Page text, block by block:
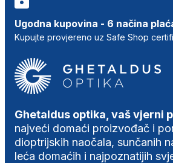
Ugodna kupovina - 6 načina
Kupujte provjereno uz Safe Shop
Ghetaldus optika, vaš vjerni
najveći domaći proizvođač i
dioptrijskih naočala, sunčanih
leća domaćih i najpoznatijih